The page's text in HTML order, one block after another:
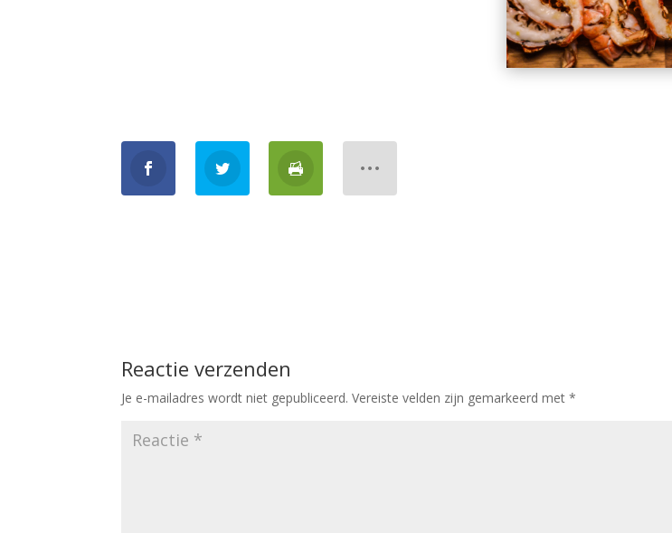
Reactie verzenden
Je e-mailadres wordt niet gepubliceerd. Vereiste velden zijn gemarkeerd met*